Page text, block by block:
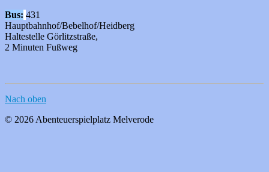
Bus: 431
Hauptbahnhof/Bebelhof/Heidberg
Haltestelle Görlitzstraße,
2 Minuten Fußweg
Nach oben
© 2026 Abenteuerspielplatz Melverode